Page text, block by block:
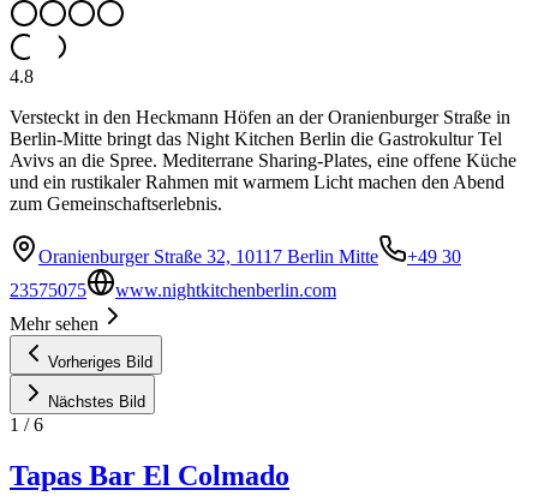
4.8
Versteckt in den Heckmann Höfen an der Oranienburger Straße in
Berlin-Mitte bringt das Night Kitchen Berlin die Gastrokultur Tel
Avivs an die Spree. Mediterrane Sharing-Plates, eine offene Küche
und ein rustikaler Rahmen mit warmem Licht machen den Abend
zum Gemeinschaftserlebnis.
Oranienburger Straße 32, 10117 Berlin Mitte
+49 30
23575075
www.nightkitchenberlin.com
Mehr sehen
Vorheriges Bild
Nächstes Bild
1 /6
Tapas Bar El Colmado